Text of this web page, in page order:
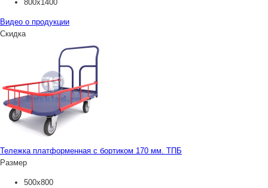
800х1400
Видео о продукции
Скидка
Тележка платформенная с бортиком 170 мм. ТПБ
Размер
500х800